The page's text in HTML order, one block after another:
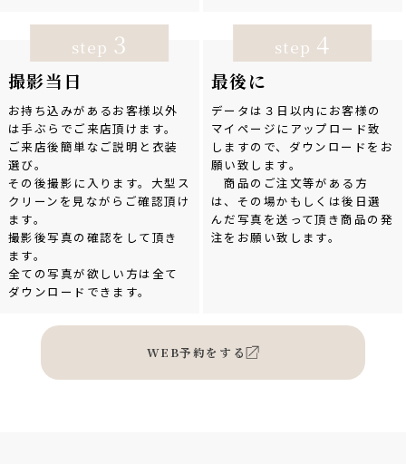
撮影当日
お持ち込みがあるお客様以外
は手ぶらでご来店頂けます。
ご来店後簡単なご説明と衣装
選び。
その後撮影に入ります。大型ス
クリーンを見ながらご確認頂け
ます。
撮影後写真の確認をして頂き
ます。
全ての写真が欲しい方は全て
ダウンロードできます。
step 3
最後に
データは３日以内にお客様の
マイページにアップロード致
しますので、ダウンロードをお
願い致します。
商品のご注文等がある方
は、その場かもしくは後日選
んだ写真を送って頂き商品の発
注をお願い致します。
step 4
WEB予約をする